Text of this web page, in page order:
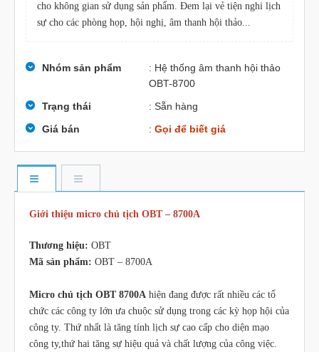
cho không gian sử dụng sản phẩm. Đem lại vẻ tiện nghi lịch
sự cho các phòng họp, hội nghị, âm thanh hội thảo...
Nhóm sản phẩm
: Hệ thống âm thanh hội thảo
OBT-8700
Trạng thái
: Sẵn hàng
Giá bán
: Gọi để biết giá
Giới thiệu micro chủ tịch OBT – 8700A
Thương hiệu: OBT
Mã sản phẩm: OBT – 8700A
Micro chủ tịch OBT 8700A hiện đang được rất nhiều các tổ
chức các công ty lớn ưa chuộc sử dụng trong các kỳ họp hội của
công ty. Thứ nhất là tăng tính lịch sự cao cấp cho diện mạo
công ty,thứ hai tăng sự hiệu quả và chất lượng của công việc.